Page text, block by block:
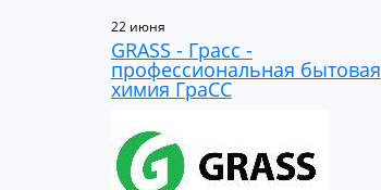
22 июня
GRASS - Грасс -
профессиональная бытовая
химия ГраСС